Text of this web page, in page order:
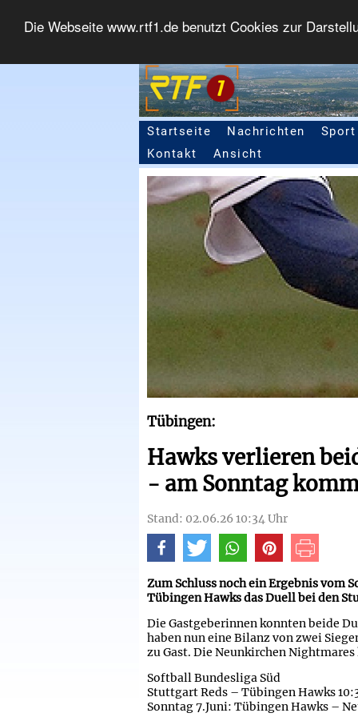
Die Webseite www.rtf1.de benutzt Cookies zur
Seitennavigation
Startseite Nachrichten
Sport
Kontakt
Ansicht
Tübingen:
Hawks verlieren
- am Sonntag
Stand: 02.06.26 10:34 Uhr
Zum Schluss noch ein Ergebnis vom
Tübingen Hawks das Duell bei den
Die Gastgeberinnen konnten beide
haben nun eine Bilanz von zwei
zu Gast. Die Neunkirchen
Softball Bundesliga Süd
Stuttgart Reds – Tübingen Hawks
Sonntag 7.Juni: Tübingen Hawks –